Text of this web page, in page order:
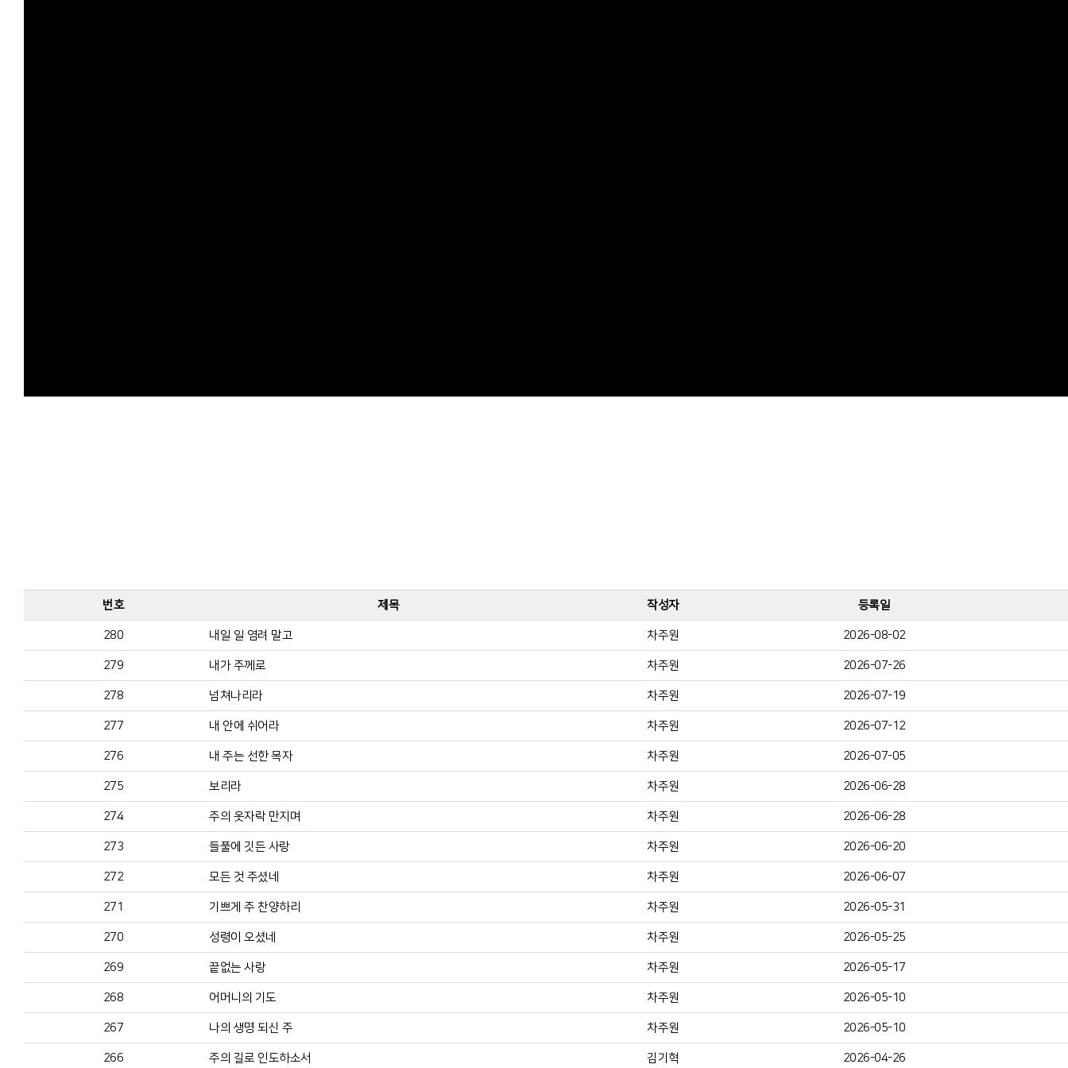
번호 제목 작성자 등록일
280 내일 일 염려 말고 차주원 2026-08-02
279 내가 주께로 차주원 2026-07-26
278 넘쳐나리라 차주원 2026-07-19
277 내 안에 쉬어라 차주원 2026-07-12
276 내 주는 선한 목자 차주원 2026-07-05
275 보리라 차주원 2026-06-28
274 주의 옷자락 만지며 차주원 2026-06-28
273 들풀에 깃든 사랑 차주원 2026-06-20
272 모든 것 주셨네 차주원 2026-06-07
271 기쁘게 주 찬양하리 차주원 2026-05-31
270 성령이 오셨네 차주원 2026-05-25
269 끝없는 사랑 차주원 2026-05-17
268 어머니의 기도 차주원 2026-05-10
267 나의 생명 되신 주 차주원 2026-05-10
266 주의 길로 인도하소서 김기혁 2026-04-26